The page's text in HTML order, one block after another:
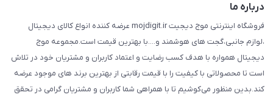
درباره ما
فروشگاه اینترنتی موج دیجیت mojdigit.ir عرضه کننده انواع کالای دیجیتال
،لوازم جانبی،گجت های هوشمند و....با بهترین قیمت است.مجموعه موج
دیجیتال همواره با هدف کسب رضایت و اعتماد کاربران و مشتریان خود در تلاش
است تا محصولاتی با کیفیت را با قیمت رقابتی از بهترین برند های موجود عرضه
کند.بدین منظور می‌کوشیم تا با همراهی شما کاربران و مشتریان گرامی در تحقق